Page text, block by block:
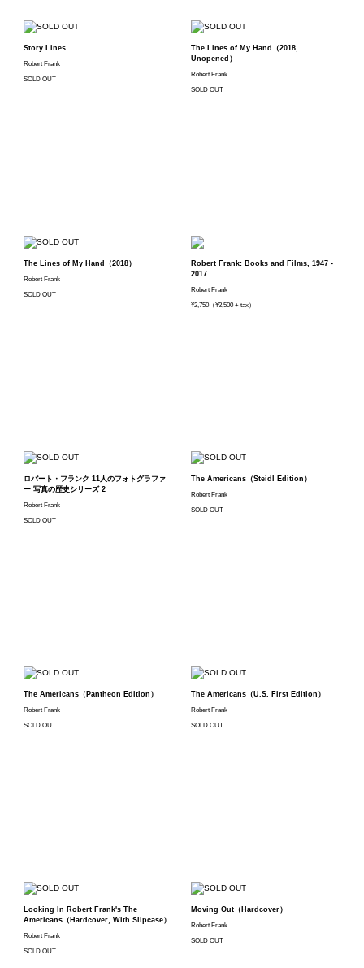
Story Lines
Robert Frank
SOLD OUT
The Lines of My Hand（2018,
Unopened）
Robert Frank
SOLD OUT
The Lines of My Hand（2018）
Robert Frank
SOLD OUT
Robert Frank: Books and Films, 1947 -
2017
Robert Frank
¥2,750（¥2,500 + tax）
ロバート・フランク 11人のフォトグラファ
ー 写真の歴史シリーズ 2
Robert Frank
SOLD OUT
The Americans（Steidl Edition）
Robert Frank
SOLD OUT
The Americans（Pantheon Edition）
Robert Frank
SOLD OUT
The Americans（U.S. First Edition）
Robert Frank
SOLD OUT
Looking In Robert Frank's The
Americans（Hardcover, With Slipcase）
Robert Frank
SOLD OUT
Moving Out（Hardcover）
Robert Frank
SOLD OUT